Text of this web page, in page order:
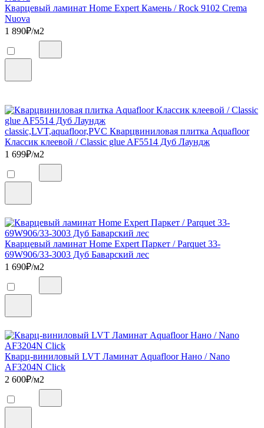
Кварцевый ламинат Home Expert Камень / Rock 9102 Crema
Nuova
1 890₽/м2
classic,LVT,aquafloor,PVC Кварцвиниловая плитка Aquafloor
Классик клеевой / Classic glue AF5514 Дуб Лаундж
1 699₽/м2
Кварцевый ламинат Home Expert Паркет / Parquet 33-
69W906/33-3003 Дуб Баварский лес
1 690₽/м2
Кварц-виниловый LVT Ламинат Aquafloor Нано / Nano
AF3204N Click
2 600₽/м2